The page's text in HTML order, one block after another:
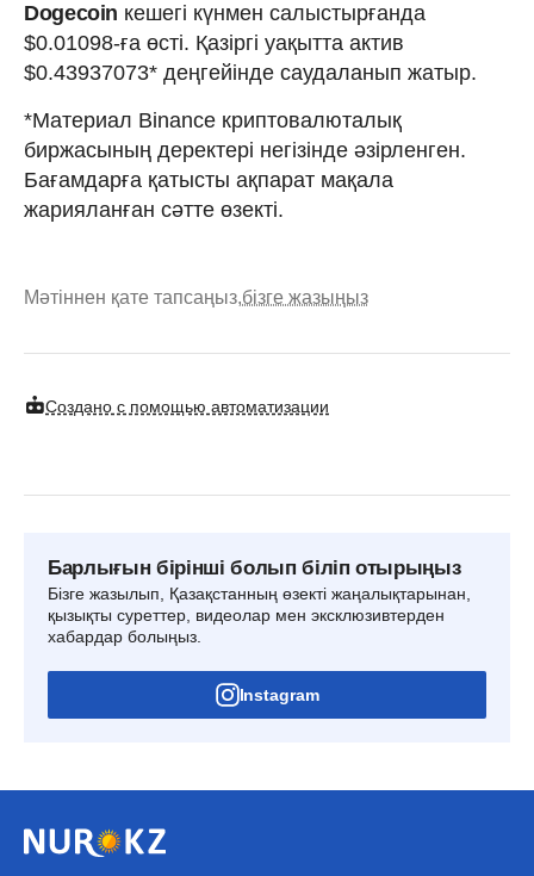
Dogecoin кешегі күнмен салыстырғанда
$0.01098-ға өсті. Қазіргі уақытта актив
$0.43937073* деңгейінде саудаланып жатыр.
*Материал Binance криптовалюталық
биржасының деректері негізінде әзірленген.
Бағамдарға қатысты ақпарат мақала
жарияланған сәтте өзекті.
Мәтіннен қате тапсаңыз,бізге жазыңыз
Создано с помощью автоматизации
Барлығын бірінші болып біліп отырыңыз
Бізге жазылып, Қазақстанның өзекті жаңалықтарынан,
қызықты суреттер, видеолар мен эксклюзивтерден
хабардар болыңыз.
Instagram